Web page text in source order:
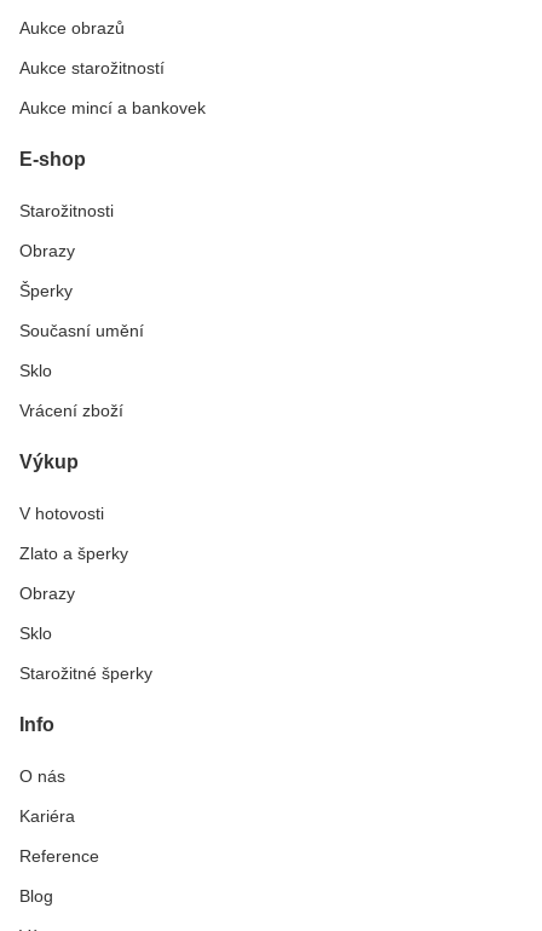
Aukce obrazů
Aukce starožitností
Aukce mincí a bankovek
E-shop
Starožitnosti
Obrazy
Šperky
Současní umění
Sklo
Vrácení zboží
Výkup
V hotovosti
Zlato a šperky
Obrazy
Sklo
Starožitné šperky
Info
O nás
Kariéra
Reference
Blog